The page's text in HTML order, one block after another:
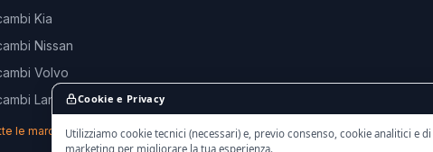
Kia
Nissan
Volvo
Land Rover
le marche →
Cookie e Privacy
Utilizziamo cookie tecnici (necessari) e, previo consenso, cookie analitici e di
marketing per migliorare la tua esperienza.